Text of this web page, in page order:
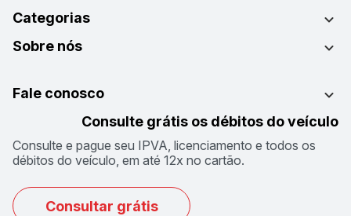
Categorias
Sobre nós
Fale conosco
Consulte grátis os débitos do veículo
Consulte e pague seu IPVA, licenciamento e todos os
débitos do veículo, em até 12x no cartão.
Consultar grátis